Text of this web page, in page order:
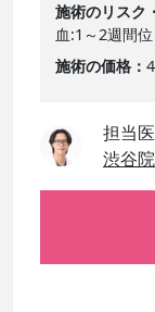
施術のリスク
血:1～2週間
施術の価格
担当医
渋谷